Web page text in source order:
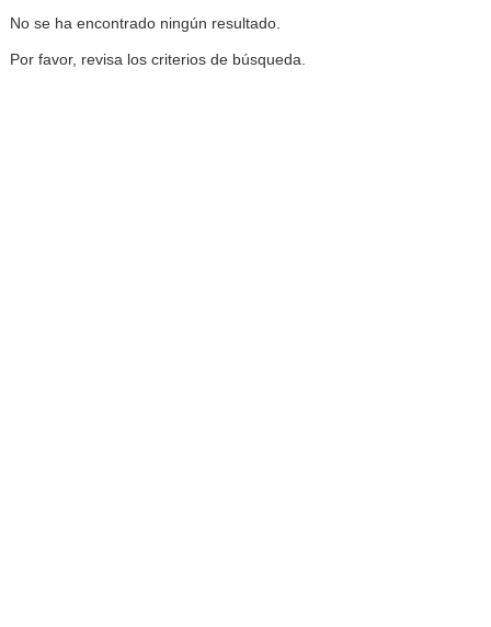
No se ha encontrado ningún resultado.
Por favor, revisa los criterios de búsqueda.